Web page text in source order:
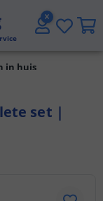
in huis
set |